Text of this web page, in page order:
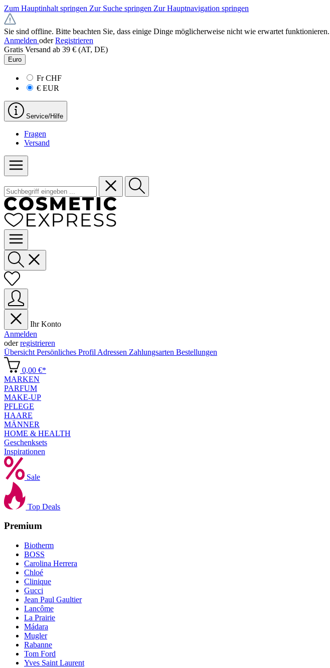
Zum Hauptinhalt springen Zur Suche springen Zur Hauptnavigation springen
Sie sind offline. Bitte beachten Sie, dass einige Dinge möglicherweise nicht wie erwartet funktionieren.
Anmelden oder Registrieren
Gratis Versand ab 39 € (AT, DE)
Euro
FrCHF
€ EUR
Service/Hilfe
Fragen
Versand
Ihr Konto
Anmelden
oderregistrieren
Übersicht Persönliches Profil Adressen Zahlungsarten Bestellungen
0,00 €*
MARKEN
PARFUM
MAKE-UP
PFLEGE
HAARE
MÄNNER
HOME & HEALTH
Geschenksets
Inspirationen
Sale
Top Deals
Premium
Biotherm
BOSS
Carolina Herrera
Chloé
Clinique
Gucci
Jean Paul Gaultier
Lancôme
La Prairie
Mádara
Mugler
Rabanne
Tom Ford
Yves Saint Laurent